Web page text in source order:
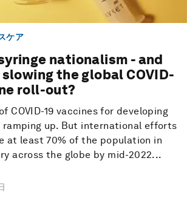
ケア
nationalism - and
the global COVID-
roll-out?
COVID-19 vaccines for developing
ramping up. But international efforts
at least 70% of the population in
across the globe by mid-2022...